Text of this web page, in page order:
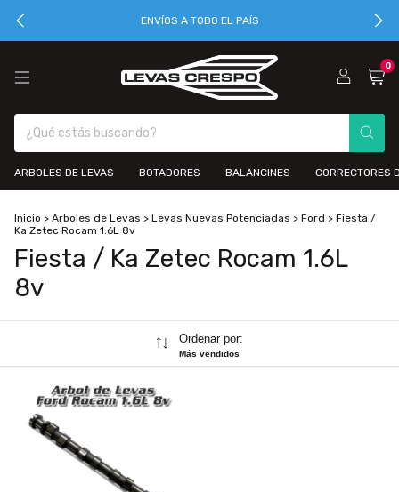
ENVÍOS A TODO EL PAÍS
0
ARBOLES DE LEVAS BOTADORES BALANCINES CORRECTORES
Inicio > Arboles de Levas > Levas Nuevas Potenciadas > Ford > Fiesta /
Ka Zetec Rocam 1.6L 8v
Fiesta / Ka Zetec Rocam 1.6L
8v
Ordenar por:
Más vendidos